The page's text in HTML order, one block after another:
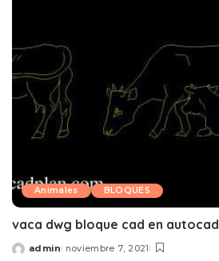
Animales BLOQUES
vaca dwg bloque cad en autocad
Posted
admin noviembre 7, 2021